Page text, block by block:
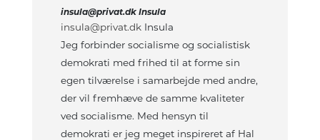
insula@privat.dk Insula
insula@privat.dk Insula
Jeg forbinder socialisme og socialistisk
demokrati med frihed til at forme sin
egen tilværelse i samarbejde med andre,
der vil fremhæve de samme kvaliteter
ved socialisme. Med hensyn til
demokrati er jeg meget inspireret af Hal